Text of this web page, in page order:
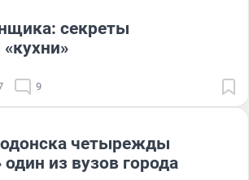
секреты
9
четырежды
из вузов города